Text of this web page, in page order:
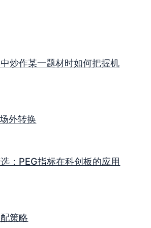
炒作某一题材时如何把握机
外转换
：PEG指标在科创板的应用
策略